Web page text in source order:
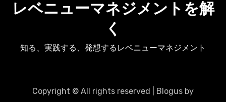
レベニューマネジメントを解
く
知る、実践する、発想するレベニューマネジメント
Copyright © All rights reserved Blogus by